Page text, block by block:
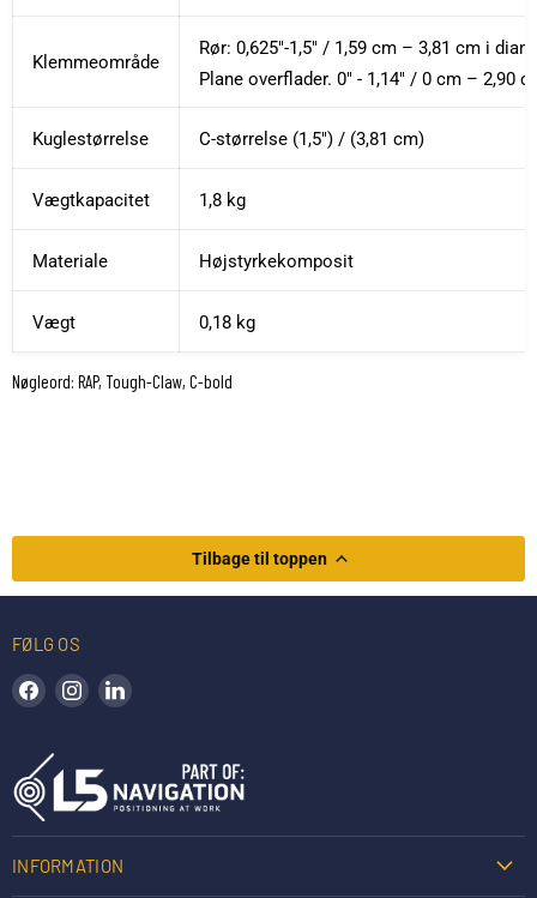
Klemmeområde
Rør: 0,625"-1,5" / 1,59 cm – 3,81 cm i
Plane overflader. 0" - 1,14" / 0 cm – 2,90
Kuglestørrelse C-størrelse (1,5") / (3,81 cm)
Vægtkapacitet 1,8 kg
Materiale Højstyrkekomposit
Vægt 0,18 kg
Nøgleord: RAP, Tough-Claw, C-bold
Tilbage til toppen
FØLG OS
Find os på Facebook
Find os på Instagram
INFORMATION